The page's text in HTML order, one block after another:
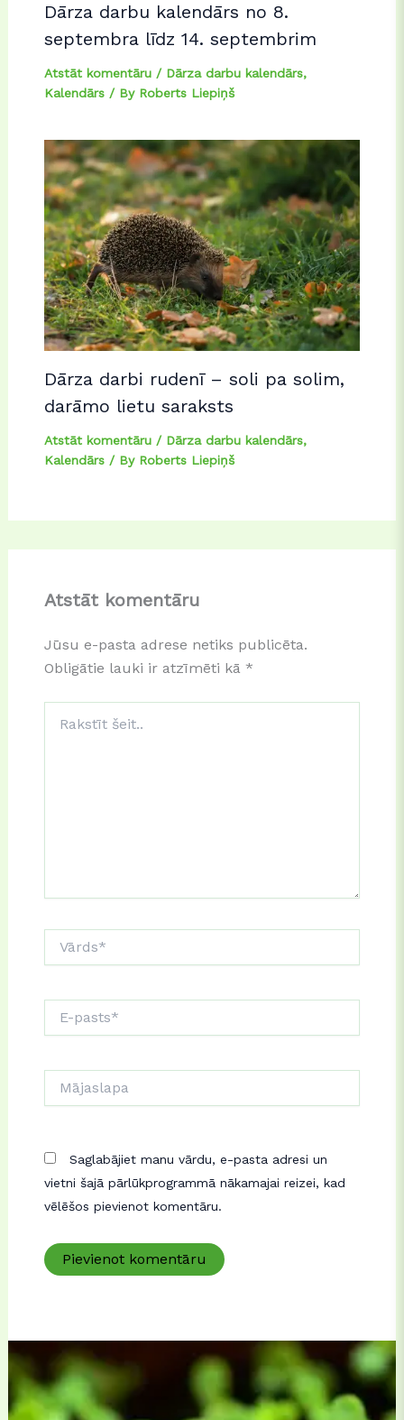
Dārza darbu kalendārs no 8.
septembra līdz 14. septembrim
Atstāt komentāru / Dārza darbu kalendārs,
Kalendārs/ By Roberts Liepiņš
Dārza darbi rudenī – soli pa solim,
darāmo lietu saraksts
Atstāt komentāru / Dārza darbu kalendārs,
Kalendārs/ By Roberts Liepiņš
Atstāt komentāru
Jūsu e-pasta adrese netiks publicēta.
Obligātie lauki ir atzīmēti kā *
šeit..
pasts*
Saglabājiet manu vārdu, e-pasta adresi un
vietni šajā pārlūkprogrammā nākamajai reizei, kad
vēlēšos pievienot komentāru.